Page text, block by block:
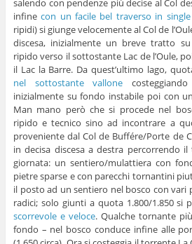
infinecon un facile bel traverso in
ripidi) si giunge velocemente al Col de
discesa, inizialmente un breve tratto
ripido verso il sottostante Lac de l’Oule,
il Lac la Barre. Da quest’ultimo lago,
nel sottostante vallone
inizialmente su fondo instabile poi con
Man mano però che si procede nel
ripido e tecnico sino ad incontrare a
proveniente dal Col de Buffére/Porte de
in decisa discesa a destra percorrendo
giornata: un sentiero/mulattiera con
pietre sparse e con parecchi tornantini
il posto ad un sentiero nel bosco con vari
radici; solo giunti a quota 1.800/1.850 si
scorrevole e veloce. Qualche tornante
fondo – nel bosco conduce infine alle